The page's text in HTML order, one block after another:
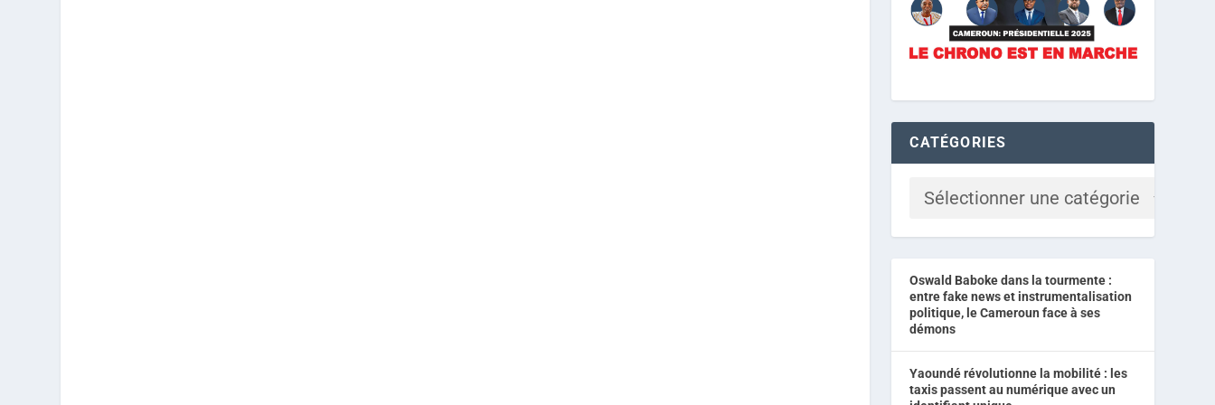
CATÉGORIES
Oswald Baboke dans la tourmente :
entre fake news et instrumentalisation
politique, le Cameroun face à ses
démons
Yaoundé révolutionne la mobilité : les
taxis passent au numérique avec un